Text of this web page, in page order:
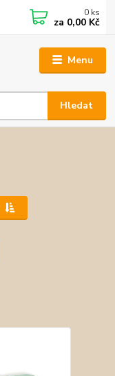
Menu
Hledat
0 ks
za 0,00 Kč